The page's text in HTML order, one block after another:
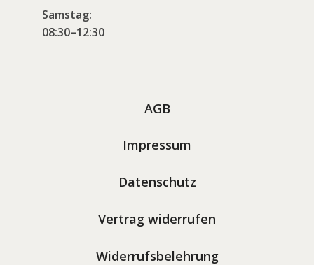
Samstag:
08:30–12:30
AGB
Impressum
Datenschutz
Vertrag widerrufen
Widerrufsbelehrung